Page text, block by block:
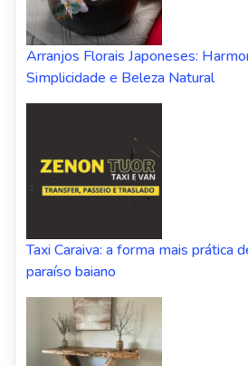
Arranjos Florais Japoneses:
Simplicidade e Beleza Natural
Taxi Caraiva: a forma mais prática
paraíso baiano